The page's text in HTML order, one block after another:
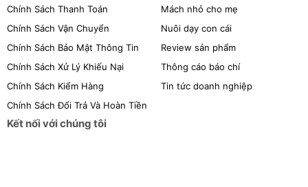
Chính Sách Thanh Toán
Chính Sách Vận Chuyển
Chính Sách Bảo Mật Thông Tin
Chính Sách Xử Lý Khiếu Nại
Chính Sách Kiểm Hàng
Chính Sách Đổi Trả Và Hoàn Tiền
Mách nhỏ cho mẹ
Nuôi dạy con cái
Review sản phẩm
Thông cáo báo chí
Tin tức doanh nghiệp
Kết nối với chúng tôi